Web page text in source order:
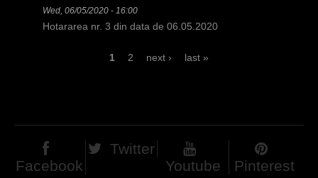
Wed, 06/05/2020 - 16:00
Hotararea nr. 3 din data de 06.05.2020
e
s
1 2 next › last »
Facebook
Twitter
Youtube
Pinterest